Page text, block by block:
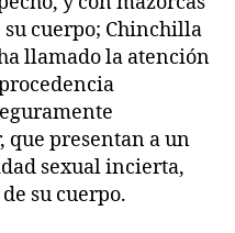
su cuerpo; Chinchilla
llamado la atención
que presentan a un
sexual incierta,
su cuerpo.